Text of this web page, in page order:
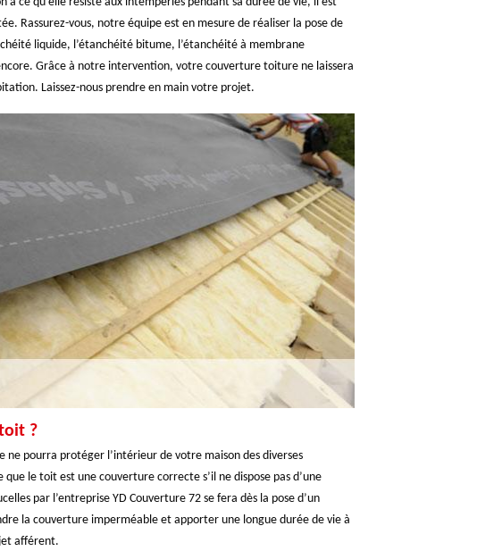
Rassurez-vous, notre équipe est en mesure de réaliser la pose de
liquide, l’étanchéité bitume, l’étanchéité à membrane
Grâce à notre intervention, votre couverture toiture ne laissera
Laissez-nous prendre en main votre projet.
?
pourra protéger l’intérieur de votre maison des diverses
le toit est une couverture correcte s’il ne dispose pas d’une
par l’entreprise YD Couverture 72 se fera dès la pose d’un
la couverture imperméable et apporter une longue durée de vie à
afférent.